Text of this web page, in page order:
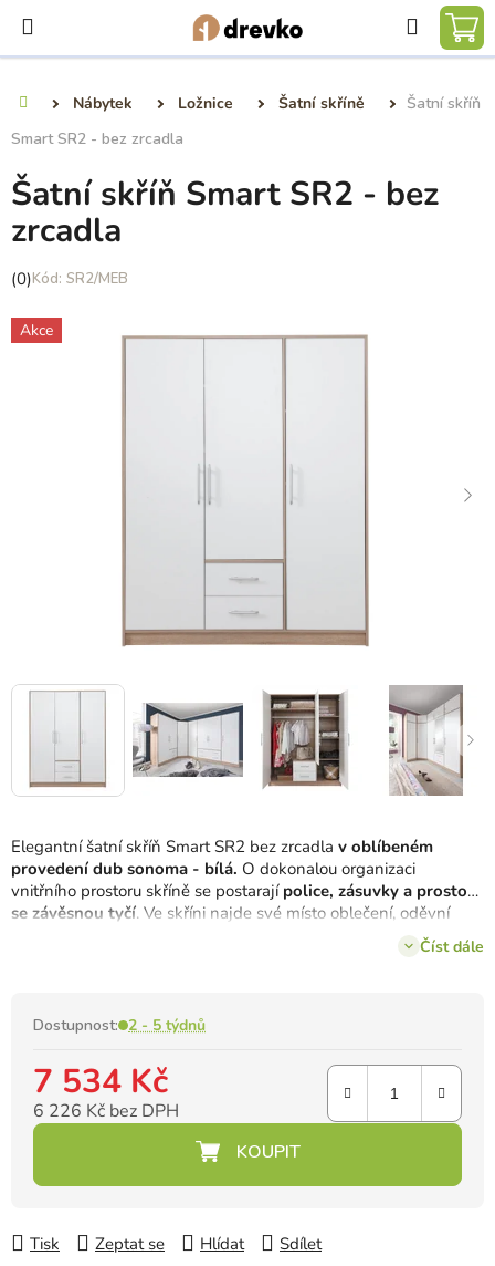
obsah
Hledat
Nábytek Ložnice Šatní skříně
Šatní skříň
Smart SR2 - bez zrcadla
Elegantní šatní skříň Smart SR2 bez zrcadla v oblíbeném
provedení dub sonoma - bílá. O dokonalou organizaci
vnitřního prostoru skříně se postarají police, zásuvky a prostor
se závěsnou tyčí. Ve skříni najde své místo oblečení, oděvní
doplňky, sportovní pomůcky atd. Prozkoumejte další prvky šatní
Číst dále
Dostupnost: 2 - 5 týdnů
7 534 Kč
6 226 Kč bez DPH
Tisk Zeptat se Hlídat Sdílet
Šatní skříň Smart SR2 - bez
zrcadla
Průměrné
produktu
je
(0) SR2/MEB
Akce